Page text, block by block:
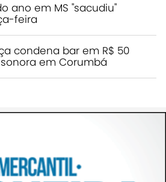
ano em MS "sacudiu"
feira
condena bar em R$ 50
em Corumbá